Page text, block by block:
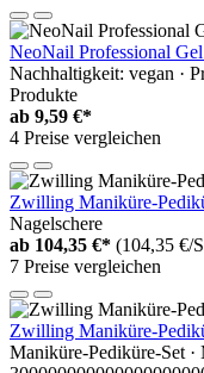
NeoNail Professional
Nachhaltigkeit: vegan ·
Produkte
ab 9,59 €*
4 Preise vergleichen
Zwilling Maniküre-
Nagelschere
ab 104,35 €* (104,35 €/
7 Preise vergleichen
Zwilling Maniküre-
Maniküre-Pediküre-Set ·